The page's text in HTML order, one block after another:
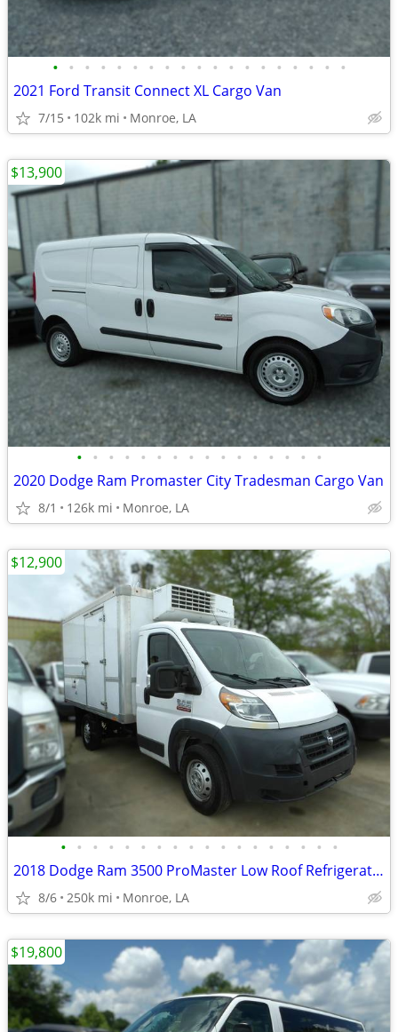
• • • • • • • • • • • • • • • • • • •
2021 Ford Transit Connect XL Cargo Van
7/15 102k mi Monroe, LA
• • • • • • • • • • • • • • • •
2020 Dodge Ram Promaster City Tradesman Cargo Van
8/1 126k mi Monroe, LA
$13,900
• • • • • • • • • • • • • • • • • •
2018 Dodge Ram 3500 ProMaster Low Roof Refrigerated Van
8/6 250k mi Monroe, LA
$12,900
$19,800